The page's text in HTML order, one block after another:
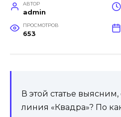
АВТОР
admin
ПРОСМОТРОВ
653
В этой статье
линия «Квадра»? По